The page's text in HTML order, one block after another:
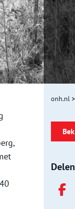
onh.nl >
Delen